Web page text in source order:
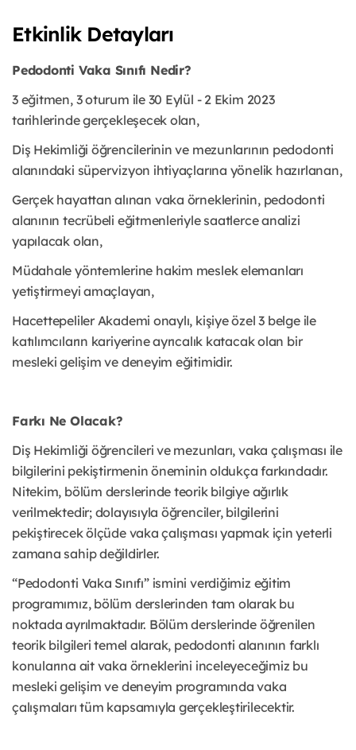
Etkinlik Detayları
Pedodonti Vaka Sınıfı Nedir?
3 eğitmen, 3 oturum ile 30 Eylül - 2 Ekim 2023
tarihlerinde gerçekleşecek olan,
Diş Hekimliği öğrencilerinin ve mezunlarının pedodonti
alanındaki süpervizyon ihtiyaçlarına yönelik hazırlanan,
Gerçek hayattan alınan vaka örneklerinin, pedodonti
alanının tecrübeli eğitmenleriyle saatlerce analizi
yapılacak olan,
Müdahale yöntemlerine hakim meslek elemanları
yetiştirmeyi amaçlayan,
Hacettepeliler Akademi onaylı, kişiye özel 3 belge ile
katılımcıların kariyerine ayrıcalık katacak olan bir
mesleki gelişim ve deneyim eğitimidir.
Farkı Ne Olacak?
Diş Hekimliği öğrencileri ve mezunları, vaka çalışması ile
bilgilerini pekiştirmenin öneminin oldukça farkındadır.
Nitekim, bölüm derslerinde teorik bilgiye ağırlık
verilmektedir; dolayısıyla öğrenciler, bilgilerini
pekiştirecek ölçüde vaka çalışması yapmak için yeterli
zamana sahip değildirler.
“Pedodonti Vaka Sınıfı” ismini verdiğimiz eğitim
programımız, bölüm derslerinden tam olarak bu
noktada ayrılmaktadır. Bölüm derslerinde öğrenilen
teorik bilgileri temel alarak, pedodonti alanının farklı
konularına ait vaka örneklerini inceleyeceğimiz bu
mesleki gelişim ve deneyim programında vaka
çalışmaları tüm kapsamıyla gerçekleştirilecektir.